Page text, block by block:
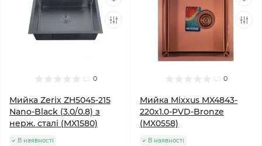
0
Мийка Zerix ZH5045-215
Nano-Black (3.0/0.8) з
нерж. сталі (MX1580)
В наявності
0
Мийка Mixxus MX4843-
220x1.0-PVD-Bronze
(MX0558)
В наявності